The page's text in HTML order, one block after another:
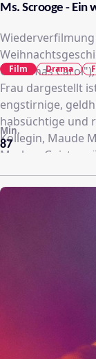
Ms. Scrooge - Ein
Christmas
Frau dargestellt ist. Ebenita Scrooge ist
engstirnige,
habsüchtige und
Kollegin, Maude
Marleys Geist
Leben
der Gegenwart
Ebenitas Leben
das sie erwartet,
nimmt sich den
sich in eine
rechtzeitig, um
87
Min.
Film Drama